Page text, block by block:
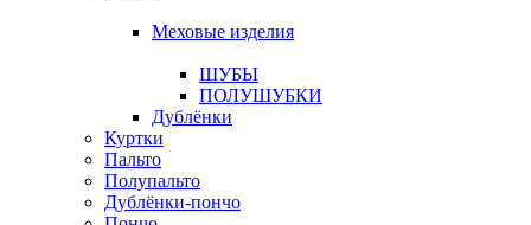
Меховые изделия
ШУБЫ
ПОЛУШУБКИ
Дублёнки
Куртки
Пальто
Полупальто
Дублёнки-пончо